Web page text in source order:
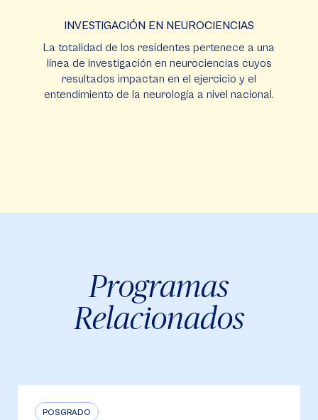
INVESTIGACIÓN EN NEUROCIENCIAS
La totalidad de los residentes pertenece a una
línea de investigación en neurociencias cuyos
resultados impactan en el ejercicio y el
entendimiento de la neurología a nivel nacional.
Programas
Relacionados
POSGRADO